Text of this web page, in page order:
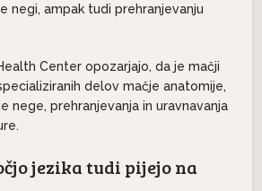
negi, ampak tudi prehranjevanju
Center opozarjajo, da je mačji
delov mačje anatomije,
nege, prehranjevanja in uravnavanja
jezika tudi pijejo na